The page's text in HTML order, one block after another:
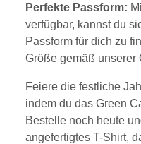
Perfekte Passform:
verfügbar, kannst du
Passform für dich zu
Größe gemäß unserer
Feiere die festliche
indem du das Green
Bestelle noch heute
angefertigtes T-Shirt,